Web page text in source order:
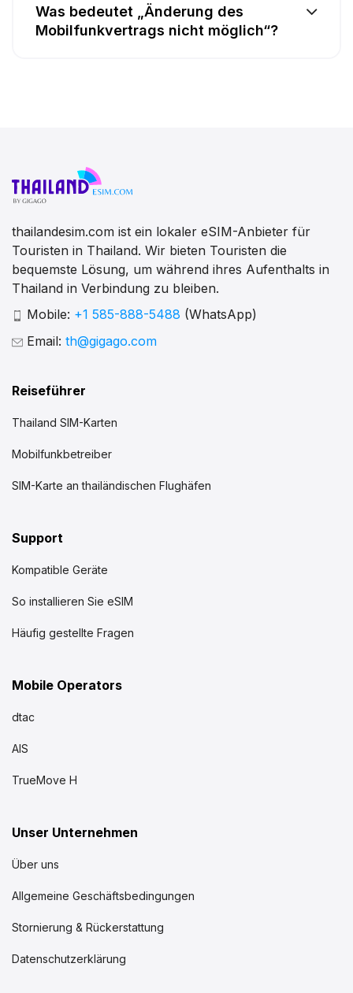
Was bedeutet „Änderung des
Mobilfunkvertrags nicht möglich“?
thailandesim.com ist ein lokaler eSIM-Anbieter für
Touristen in Thailand. Wir bieten Touristen die
bequemste Lösung, um während ihres Aufenthalts in
Thailand in Verbindung zu bleiben.
Mobile: +1 585-888-5488 (WhatsApp)
Email: th@gigago.com
Reiseführer
Thailand SIM-Karten
Mobilfunkbetreiber
SIM-Karte an thailändischen Flughäfen
Support
Kompatible Geräte
So installieren Sie eSIM
Häufig gestellte Fragen
Mobile Operators
dtac
AIS
TrueMove H
Unser Unternehmen
Über uns
Allgemeine Geschäftsbedingungen
Stornierung & Rückerstattung
Datenschutzerklärung